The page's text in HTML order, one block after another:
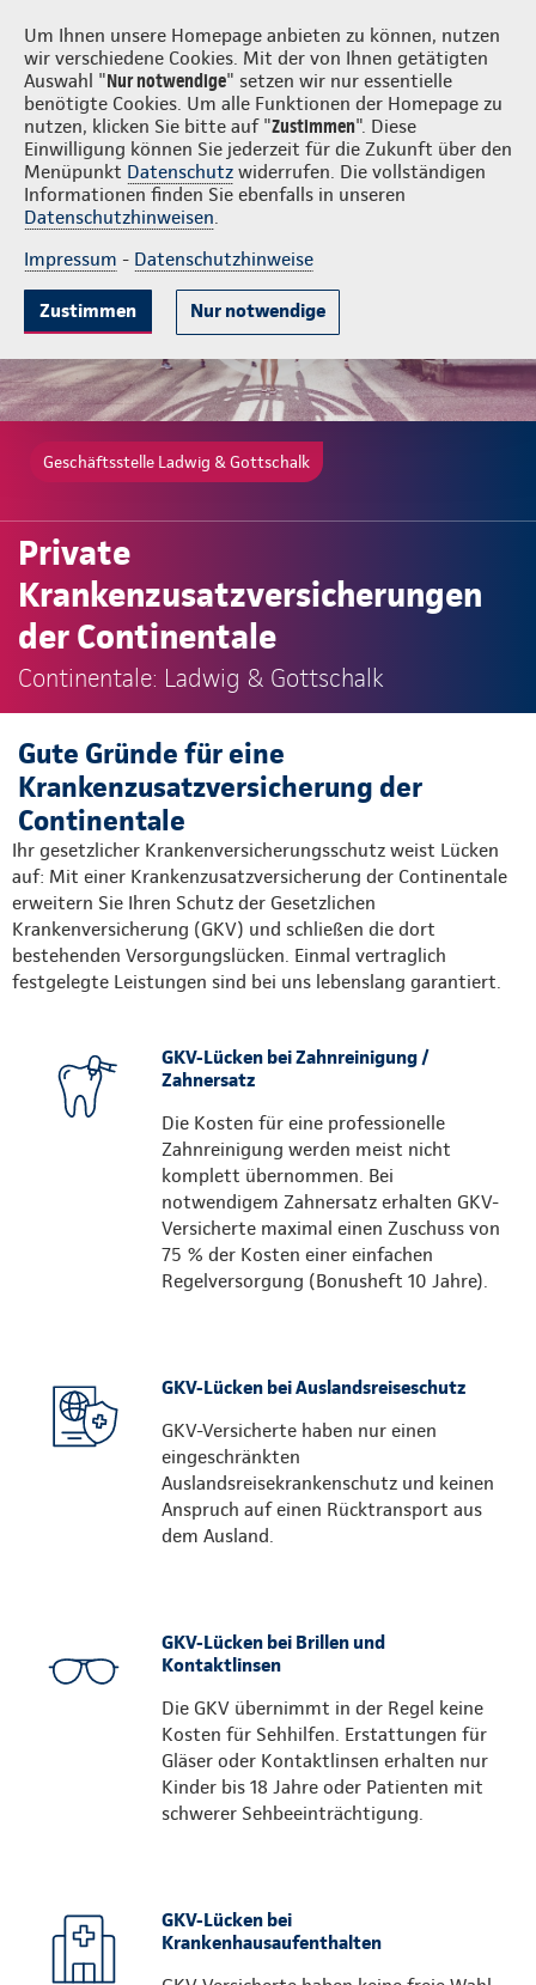
Um Ihnen unsere Homepage anbieten zu können, nutzen
wir verschiedene Cookies. Mit der von Ihnen getätigten
Auswahl "Nur notwendige" setzen wir nur essentielle
benötigte Cookies. Um alle Funktionen der Homepage zu
nutzen, klicken Sie bitte auf "Zustimmen". Diese
Einwilligung können Sie jederzeit für die Zukunft über den
Menüpunkt Datenschutz widerrufen. Die vollständigen
Informationen finden Sie ebenfalls in unseren
Datenschutzhinweisen.
Impressum - Datenschutzhinweise
Zustimmen Nur notwendige
Ladwig & Gottschalk Login
Ambulante Zusatzversicherung Krankenhauszusatzversicherung
Geschäftsstelle Ladwig & Gottschalk
Private
Krankenzusatzversicherungen
der Continentale
Continentale: Ladwig & Gottschalk
Gute Gründe für eine
Krankenzusatzversicherung der
Continentale
Ihr gesetzlicher Krankenversicherungsschutz weist Lücken
auf: Mit einer Krankenzusatzversicherung der Continentale
erweitern Sie Ihren Schutz der Gesetzlichen
Krankenversicherung (GKV) und schließen die dort
bestehenden Versorgungslücken. Einmal vertraglich
festgelegte Leistungen sind bei uns lebenslang garantiert.
GKV-Lücken bei Zahnreinigung /
Zahnersatz
Die Kosten für eine professionelle
Zahnreinigung werden meist nicht
komplett übernommen. Bei
notwendigem Zahnersatz erhalten GKV-
Versicherte maximal einen Zuschuss von
75 % der Kosten einer einfachen
Regelversorgung (Bonusheft 10 Jahre).
GKV-Lücken bei Auslandsreiseschutz
GKV-Versicherte haben nur einen
eingeschränkten
Auslandsreisekrankenschutz und keinen
Anspruch auf einen Rücktransport aus
dem Ausland.
GKV-Lücken bei Brillen und
Kontaktlinsen
Die GKV übernimmt in der Regel keine
Kosten für Sehhilfen. Erstattungen für
Gläser oder Kontaktlinsen erhalten nur
Kinder bis 18 Jahre oder Patienten mit
schwerer Sehbeeinträchtigung.
GKV-Lücken bei
Krankenhausaufenthalten